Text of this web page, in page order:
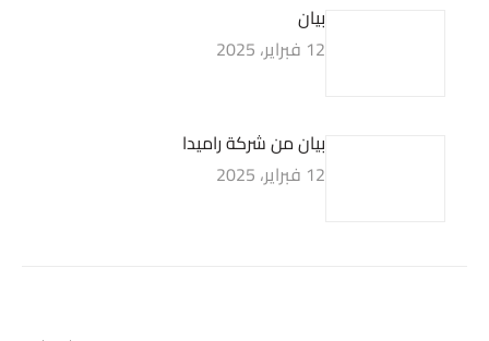
بيان
12 فبراير، 2025
بيان من شركة راميدا
12 فبراير، 2025